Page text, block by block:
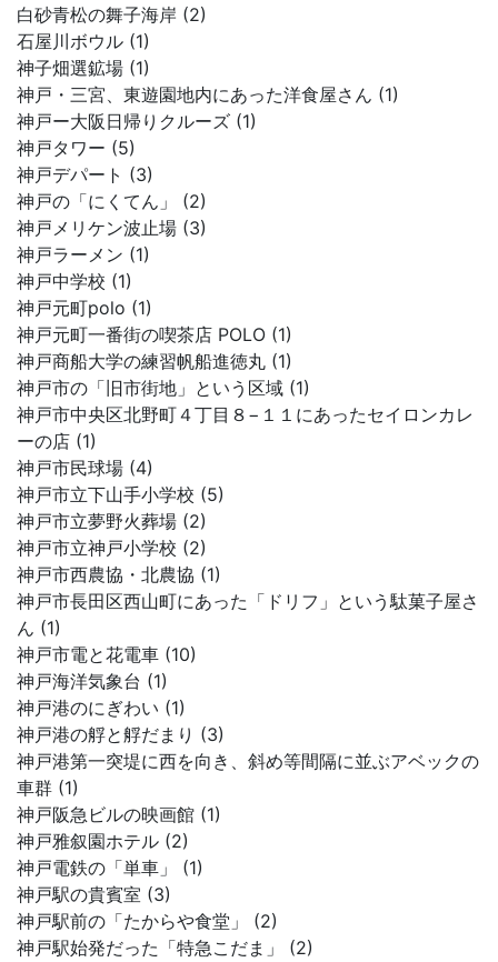
白砂青松の舞子海岸 (2)
石屋川ボウル (1)
神子畑選鉱場 (1)
神戸・三宮、東遊園地内にあった洋食屋さん (1)
神戸ー大阪日帰りクルーズ (1)
神戸タワー (5)
神戸デパート (3)
神戸の「にくてん」 (2)
神戸メリケン波止場 (3)
神戸ラーメン (1)
神戸中学校 (1)
神戸元町polo (1)
神戸元町一番街の喫茶店 POLO (1)
神戸商船大学の練習帆船進徳丸 (1)
神戸市の「旧市街地」という区域 (1)
神戸市中央区北野町４丁目８−１１にあったセイロンカレ
ーの店 (1)
神戸市民球場 (4)
神戸市立下山手小学校 (5)
神戸市立夢野火葬場 (2)
神戸市立神戸小学校 (2)
神戸市西農協・北農協 (1)
神戸市長田区西山町にあった「ドリフ」という駄菓子屋さ
ん (1)
神戸市電と花電車 (10)
神戸海洋気象台 (1)
神戸港のにぎわい (1)
神戸港の艀と艀だまり (3)
神戸港第一突堤に西を向き、斜め等間隔に並ぶアベックの
車群 (1)
神戸阪急ビルの映画館 (1)
神戸雅叙園ホテル (2)
神戸電鉄の「単車」 (1)
神戸駅の貴賓室 (3)
神戸駅前の「たからや食堂」 (2)
神戸駅始発だった「特急こだま」 (2)